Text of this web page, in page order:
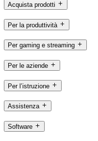
Acquista prodotti
Per la produttività
Per gaming e streaming
Per le aziende
Per l’istruzione
Assistenza
Software